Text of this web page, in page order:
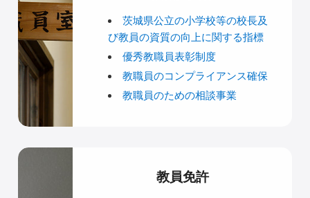
茨城県公立の小学校等の校長及
び教員の資質の向上に関する指標
優秀教職員表彰制度
教職員のコンプライアンス確保
教職員のための相談事業
教員免許